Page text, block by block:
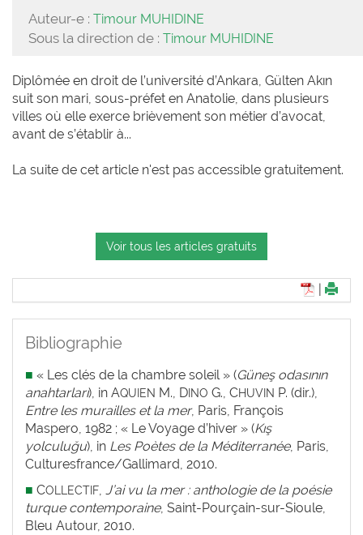
Auteur-e : Timour MUHIDINE
Sous la direction de : Timour MUHIDINE
Diplômée en droit de l’université d’Ankara, Gülten Akın
suit son mari, sous-préfet en Anatolie, dans plusieurs
villes où elle exerce brièvement son métier d’avocat,
avant de s’établir à...
La suite de cet article n'est pas accessible gratuitement.
Voir tous les articles gratuits
Bibliographie
■ « Les clés de la chambre soleil » (Güneş odasının
anahtarları), in AQUIEN M., D INO G., CHUVIN P. (dir.),
Entre les murailles et la mer, Paris, François
Maspero, 1982 ; « Le Voyage d’hiver » (Kış
yolculuğu), in Les Poètes de la Méditerranée, Paris,
Culturesfrance/Gallimard, 2010.
■ COLLECTIF, J’ai vu la mer : anthologie de la poésie
turque contemporaine, Saint-Pourçain-sur-Sioule,
Bleu Autour, 2010.